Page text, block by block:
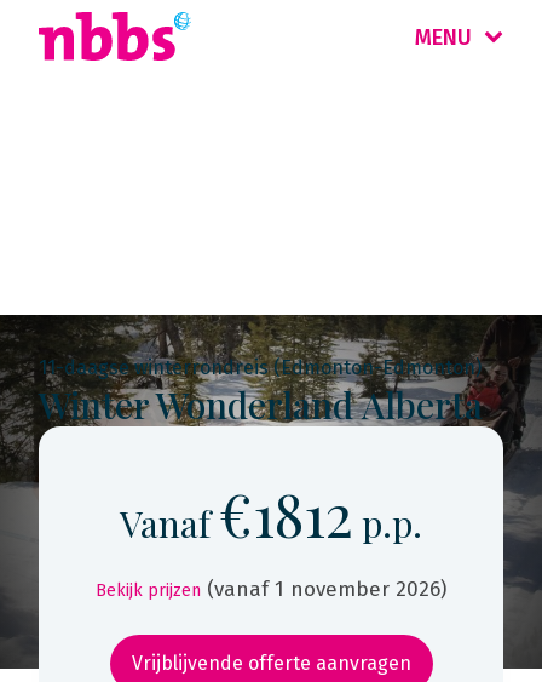
MENU
11-daagse winterrondreis (Edmonton-Edmonton)
Winter Wonderland Alberta
Vanaf€1812 p.p.
Bekijk prijzen (vanaf 1 november 2026)
Vrijblijvende offerte aanvragen